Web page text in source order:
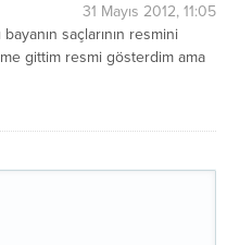
31 Mayıs 2012, 11:05
saçlarının resmini
gittim resmi gösterdim ama